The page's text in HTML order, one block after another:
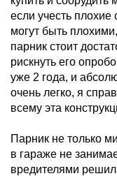
если учесть
могут быть
парник стоит
рискнуть его
уже 2 года, и
очень легко, я
всему эта
Парник не только
в гараже не
вредителями